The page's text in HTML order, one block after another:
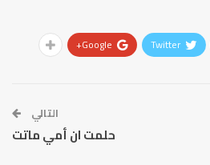
Twitter
Google+
التالي
حلمت ان أمي ماتت